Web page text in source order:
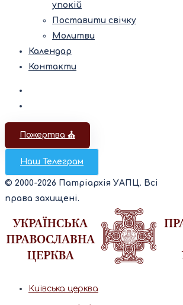
упокій
Поставити свічку
Молитви
Календар
Контакти
Пожертва ⛪️
Наш Телеграм
© 2000-2026 Патріархія УАПЦ. Всі
права захищені.
Київська церква